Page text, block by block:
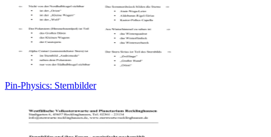
Pin-Physics: Sternbilder